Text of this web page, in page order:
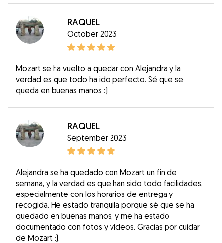
RAQUEL
October 2023
Mozart se ha vuelto a quedar con Alejandra y la
verdad es que todo ha ido perfecto. Sé que se
queda en buenas manos :)
RAQUEL
September 2023
Alejandra se ha quedado con Mozart un fin de
semana, y la verdad es que han sido todo facilidades,
especialmente con los horarios de entrega y
recogida. He estado tranquila porque sé que se ha
quedado en buenas manos, y me ha estado
documentado con fotos y vídeos. Gracias por cuidar
de Mozart :).